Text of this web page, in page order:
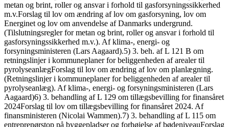
metan og brint, roller og ansvar i forhold til gasforsyningssikkerhed
m.v.Forslag til lov om ændring af lov om gasforsyning, lov om
Energinet og lov om anvendelse af Danmarks undergrund.
(Tilslutningsregler for metan og brint, roller og ansvar i forhold til
gasforsyningssikkerhed m.v.). Af klima-, energi- og
forsyningsministeren (Lars Aagaard).5) 3. beh. af L 121 B om
retningslinjer i kommuneplaner for beliggenheden af arealer til
pyrolyseanlægForslag til lov om ændring af lov om planlægning.
(Retningslinjer i kommuneplaner for beliggenheden af arealer til
pyrolyseanlæg). Af klima-, energi- og forsyningsministeren (Lars
Aagaard)6) 3. behandling af L 129 om tillægsbevilling for finansåret
2024Forslag til lov om tillægsbevilling for finansåret 2024. Af
finansministeren (Nicolai Wammen).7) 3. behandling af L 115 om
entreprenørstop på byggepladser og forhøjelse af bødeniveauForslag